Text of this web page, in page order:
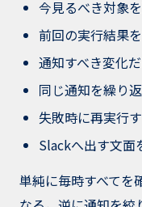
今見るべき対象
前回の実行結果
通知すべき変化
同じ通知を繰り
失敗時に再実行
Slackへ出す文面
単純に毎時すべてを